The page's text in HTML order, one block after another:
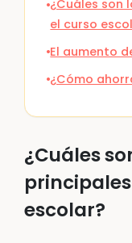
¿Cuáles son
el curso
El aumento
¿Cómo
¿Cuáles
escolar?